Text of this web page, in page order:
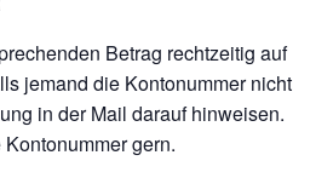
Betrag rechtzeitig auf
jemand die Kontonummer nicht
in der Mail darauf hinweisen.
gern.